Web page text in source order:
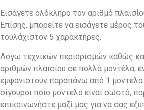
Εισάγετε ολόκληρο τον αριθμό
Επίσης, μπορείτε να εισάγετε μέρος
τουλάχιστον 5 χαρακτήρες.
Λόγω τεχνικών περιορισμών καθώς
αριθμών πλαισίου σε πολλά μοντέλα,
εμφανιστούν παραπάνω από 1
σίγουροι ποιο μοντέλο είναι σωστό,
επικοινωνήστε μαζί μας για να σας